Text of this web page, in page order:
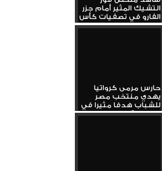
التشيك المثير أمام جزر
الفارو في تصفيات كأس
العالم
حارس مرمى كرواتيا
يهدي منتخب مصر
للشباب هدفا مثيرا في
البطولة...